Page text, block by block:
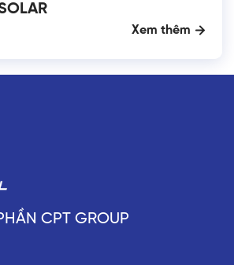
Xem thêm
CPT GROUP